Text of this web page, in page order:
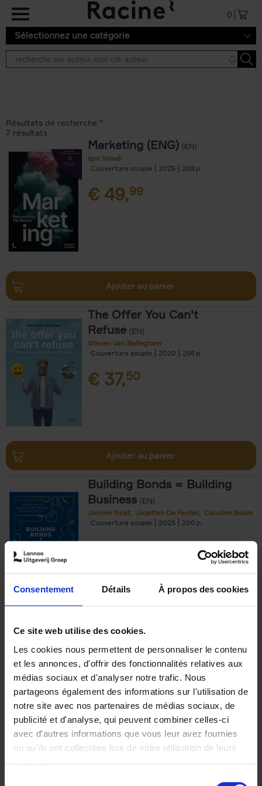
Consentement Détails À propos des cookies
Ce site web utilise des cookies.
Les cookies nous permettent de personnaliser le contenu
et les annonces, d'offrir des fonctionnalités relatives aux
médias sociaux et d'analyser notre trafic. Nous
partageons également des informations sur l'utilisation de
notre site avec nos partenaires de médias sociaux, de
publicité et d'analyse, qui peuvent combiner celles-ci
avec d'autres informations que vous leur avez fournies
ou qu'ils ont collectées lors de votre utilisation de leurs
Aller au contenu principal
0
Sélectionnez une catégorie
Résultats de recherche ''
7 résultats
Marketing (ENG) (EN)
Igor Nowé
Couverture souple
2025 208
€ 49,99
Ajouter au panier
The Offer You Can't
Refuse (EN)
Steven Van Belleghem
Couverture souple
2020 256
€ 37,50
Ajouter au panier
Building Bonds = Building
Business (EN)
Jochen Roef Jozefien De Feyter
Carolien Boom
Couverture souple
2025 200
€29,99
Optichannel Retail. Beyond
the Digital Hysteria
Gino Van Ossel
Autre finition
2019 350
€29,99